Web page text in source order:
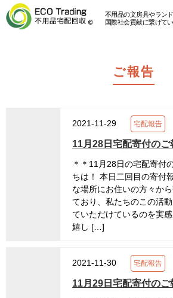
不用品の文房具やラン
国際社会貢献に繋げて
ご報告
2021-11-29 宅配報告
11月28日宅配寄付のご
＊＊11月28日の宅配寄付
ちは！ 本日二回目の寄付
な場所にお住いの方々か
ており、私たちのこの活
ていただけているのを実
嬉し […]
2021-11-30 宅配報告
11月29日宅配寄付のご